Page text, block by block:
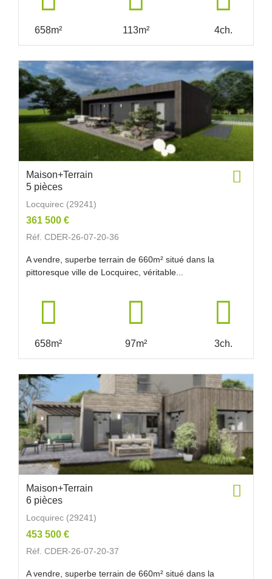
658m² 113m² 4ch.
Maison+Terrain
5 pièces
Locquirec (29241)
361 500 €
Réf. CDER-26-07-20-36
A vendre, superbe terrain de 660m² situé dans la
pittoresque ville de Locquirec, véritable...
658m² 97m² 3ch.
Maison+Terrain
6 pièces
Locquirec (29241)
453 500 €
Réf. CDER-26-07-20-37
A vendre, superbe terrain de 660m² situé dans la